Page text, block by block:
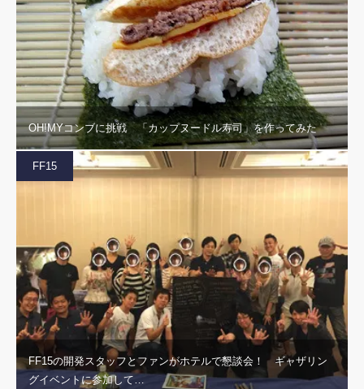
OH!MYコンブに挑戦 「カップヌードル寿司」を作ってみた
FF15
FF15の開発スタッフとファンがホテルで懇談会！ ギャザリン
グイベントに参加して…